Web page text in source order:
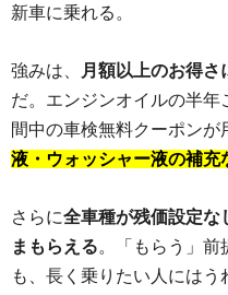
新車に乗れる。
強みは、
月額以上のお得
だ。エンジンオイルの半年
間中の車検無料クーポンが
液・ウォッシャー液の補充
さらに全車種が残価設定な
まもらえる。「もらう」前
も、長く乗りたい人にはう